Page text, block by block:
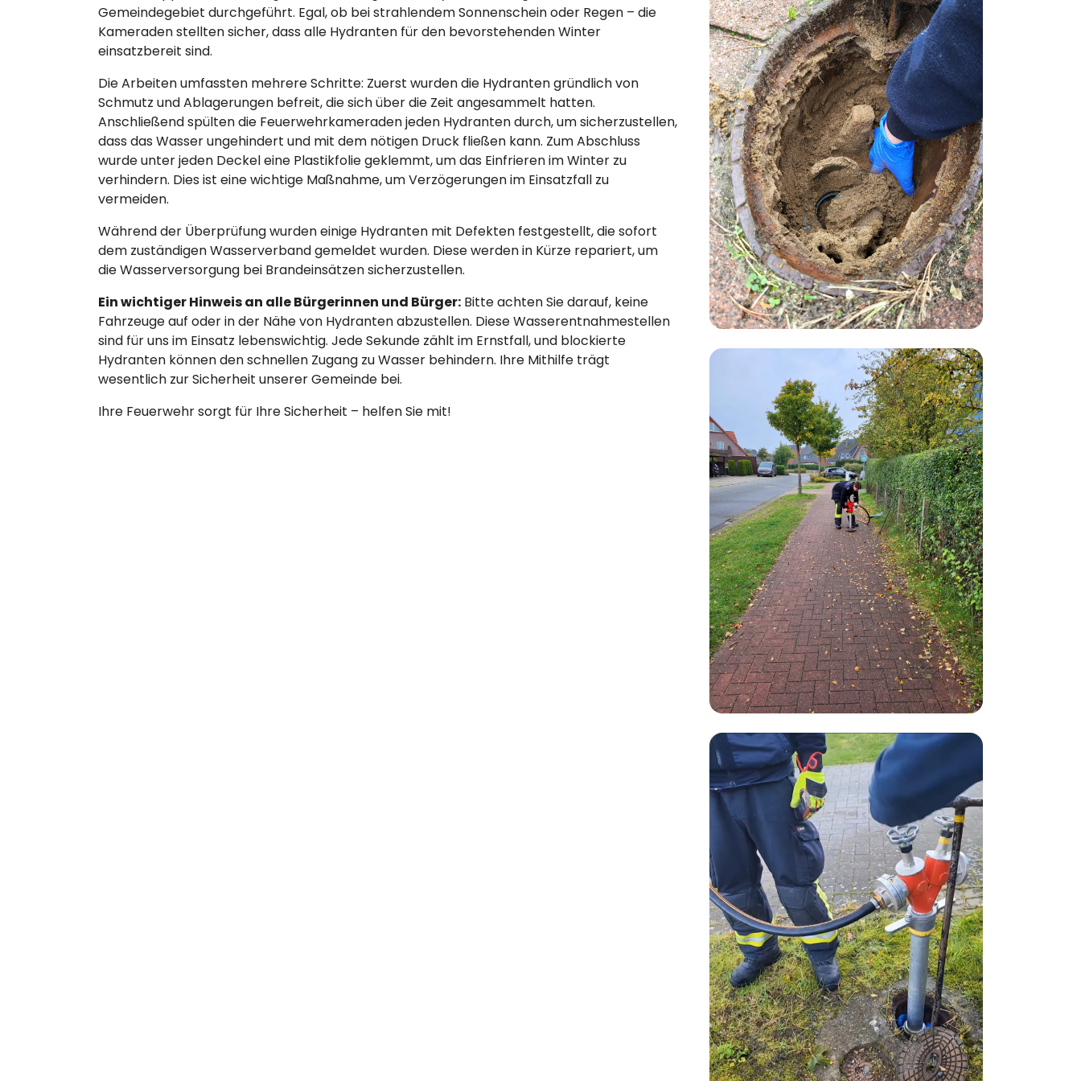
Gemeindegebiet durchgeführt. Egal, ob bei strahlendem Sonnenschein oder Regen – die
Kameraden stellten sicher, dass alle Hydranten für den bevorstehenden Winter
einsatzbereit sind.
Die Arbeiten umfassten mehrere Schritte: Zuerst wurden die Hydranten gründlich von
Schmutz und Ablagerungen befreit, die sich über die Zeit angesammelt hatten.
Anschließend spülten die Feuerwehrkameraden jeden Hydranten durch, um sicherzustellen,
dass das Wasser ungehindert und mit dem nötigen Druck fließen kann. Zum Abschluss
wurde unter jeden Deckel eine Plastikfolie geklemmt, um das Einfrieren im Winter zu
verhindern. Dies ist eine wichtige Maßnahme, um Verzögerungen im Einsatzfall zu
vermeiden.
Während der Überprüfung wurden einige Hydranten mit Defekten festgestellt, die sofort
dem zuständigen Wasserverband gemeldet wurden. Diese werden in Kürze repariert, um
die Wasserversorgung bei Brandeinsätzen sicherzustellen.
Ein wichtiger Hinweis an alle Bürgerinnen und Bürger: Bitte achten Sie darauf, keine
Fahrzeuge auf oder in der Nähe von Hydranten abzustellen. Diese Wasserentnahmestellen
sind für uns im Einsatz lebenswichtig. Jede Sekunde zählt im Ernstfall, und blockierte
Hydranten können den schnellen Zugang zu Wasser behindern. Ihre Mithilfe trägt
wesentlich zur Sicherheit unserer Gemeinde bei.
Ihre Feuerwehr sorgt für Ihre Sicherheit – helfen Sie mit!